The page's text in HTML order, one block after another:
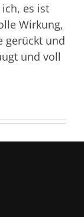
es ist
Wirkung,
gerückt und
und voll